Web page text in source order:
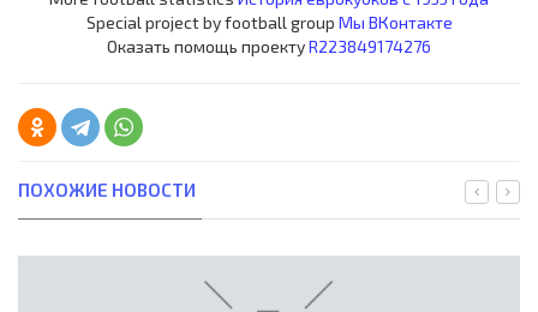
Special project by football group Мы ВКонтакте
Оказать помощь проектуR223849174276
ПОХОЖИЕ НОВОСТИ